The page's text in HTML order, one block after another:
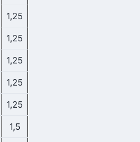
1,25
1,25
1,25
1,25
1,25
1,5